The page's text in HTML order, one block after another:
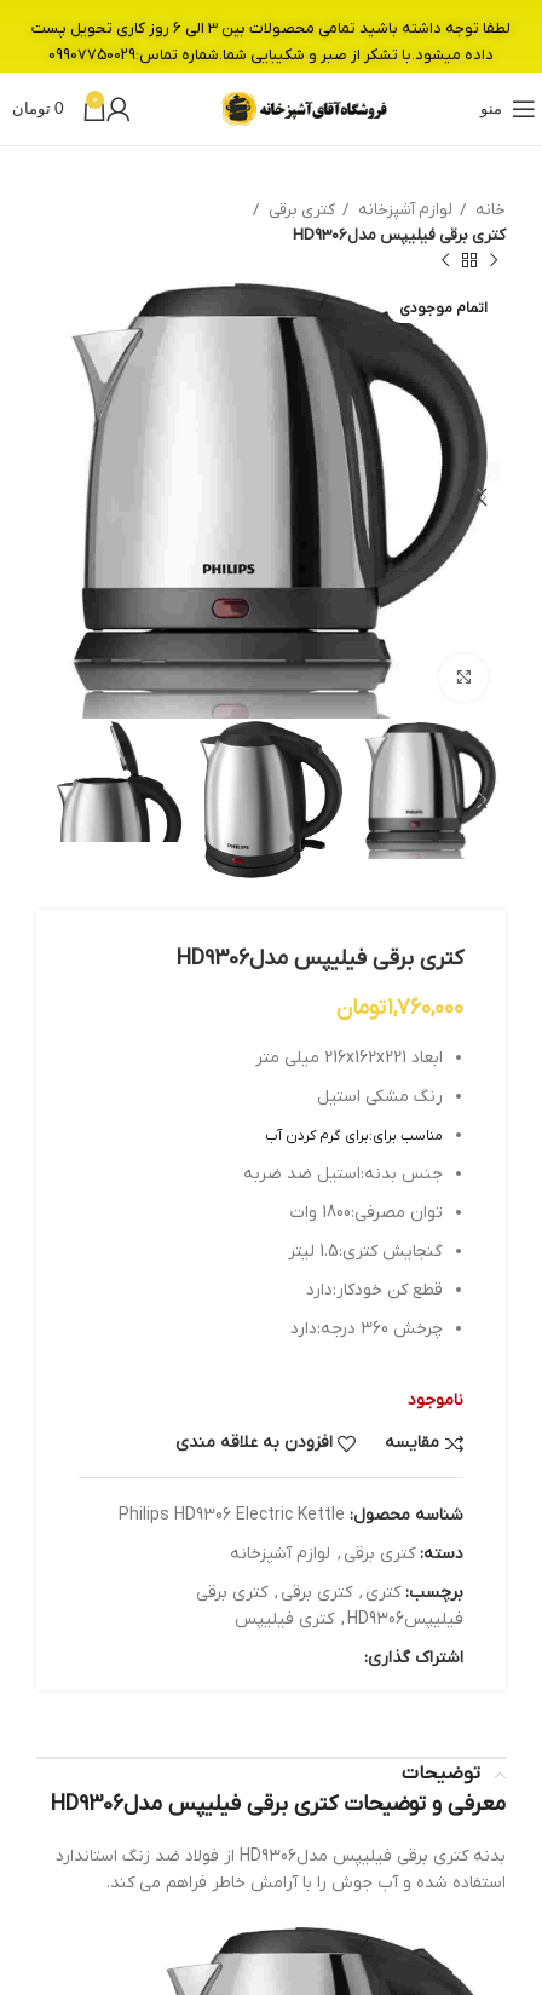
منو
0
0 تومان
خانه لوازم آشپزخانه
کتری برقی
کتری برقی فیلیپس مدلHD9306
اتمام موجودی
بزرگنمایی تصویر
کتری برقی فیلیپس مدلHD9306
1,760,000تومان
ابعاد 216x162x221 میلی متر
رنگ مشکی استیل
مناسب برای:برای گرم کردن آب
جنس بدنه:استیل ضد ضربه
توان مصرفی:1800 وات
گنجایش کتری:1.5 لیتر
قطع کن خودکار:دارد
چرخش 360 درجه:دارد
ناموجود
مقایسه
افزودن به علاقه مندی
شناسه محصول: Philips HD9306 Electric Kettle
دسته: کتری برقی , لوازم آشپزخانه
برچسب: کتری , کتری برقی , کتری برقی
فیلیپسHD9306
, کتری فیلیپس
اشتراک گذاری:
توضیحات
معرفی و توضیحات کتری برقی فیلیپس مدلHD9306
بدنه کتری برقی فیلیپس مدلHD9306 از فولاد ضد زنگ استاندارد
استفاده شده و آب جوش را با آرامش خاطر فراهم می کند.
لطفا توجه داشته باشید تمامی محصولات بین 3 الی 6 روز کاری تحویل پست
داده میشود.با تشکر از صبر و شکیبایی شما.شماره تماس:09907750029